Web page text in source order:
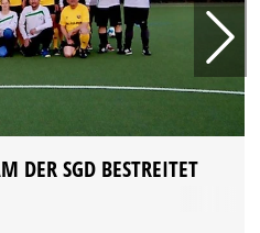
DER SGD BESTREITET